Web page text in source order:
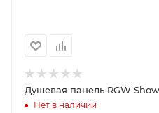
Душевая панель RGW
Нет в наличии